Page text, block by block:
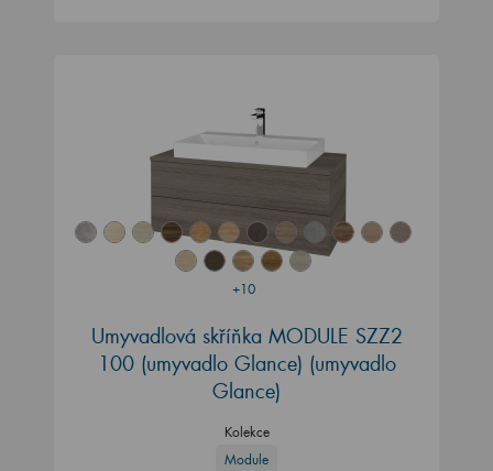
+10
Umyvadlová skříňka MODULE SZZ2
100 (umyvadlo Glance) (umyvadlo
Glance)
Kolekce
Module